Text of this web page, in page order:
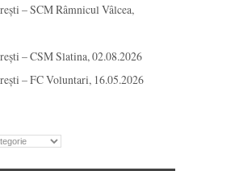
– SCM Râmnicul Vâlcea,
– CSM Slatina, 02.08.2026
– FC Voluntari, 16.05.2026